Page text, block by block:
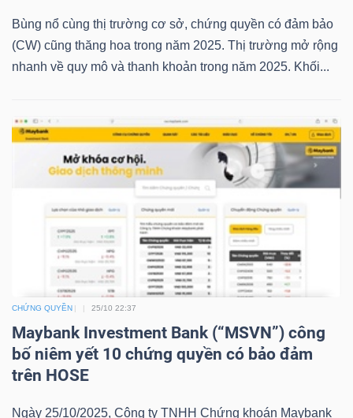
Bùng nổ cùng thị trường cơ sở, chứng quyền có đảm bảo
(CW) cũng thăng hoa trong năm 2025. Thị trường mở rộng
nhanh về quy mô và thanh khoản trong năm 2025. Khối...
CHỨNG QUYỀN 25/10 22:37
Maybank Investment Bank (“MSVN”) công
bố niêm yết 10 chứng quyền có bảo đảm
trên HOSE
Ngày 25/10/2025, Công ty TNHH Chứng khoán Maybank
CÔNG
TƯ
TRUY
XUẤT
(-)
VS-